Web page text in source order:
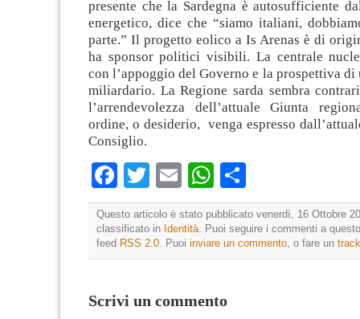
presente che la Sardegna è autosufficiente
energetico, dice che “siamo italiani,
parte.” Il progetto eolico a Is Arenas è di
ha sponsor politici visibili. La centrale
con l’appoggio del Governo e la prospettiva
miliardario. La Regione sarda sembra
l’arrendevolezza dell’attuale Giunta
ordine, o desiderio, venga espresso
Consiglio.
Facebook
TwitterEmailWhatsApp
Questo articolo è stato pubblicato venerdì, 16 Ottobre
classificato in Identità. Puoi seguire i commenti a
feed RSS 2.0. Puoi inviare un commento, o fare un
Scrivi un commento